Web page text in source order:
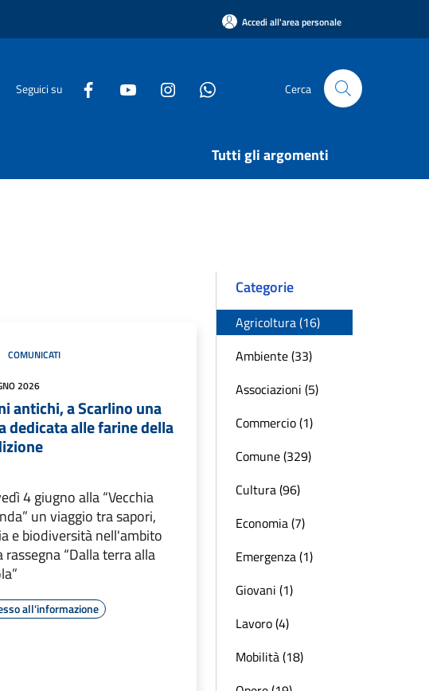
Accedi all'area personale
Seguici su Cerca
Tutti gli argomenti
COMUNICATI
2026
antichi, a Scarlino una
dedicata alle farine della
4 giugno alla “Vecchia
un viaggio tra sapori,
e biodiversità nell'ambito
rassegna “Dalla terra alla
all'informazione
Categorie
Agricoltura (16)
Ambiente (33)
Associazioni (5)
Commercio (1)
Comune (329)
Cultura (96)
Economia (7)
Emergenza (1)
Giovani (1)
Lavoro (4)
Mobilità (18)